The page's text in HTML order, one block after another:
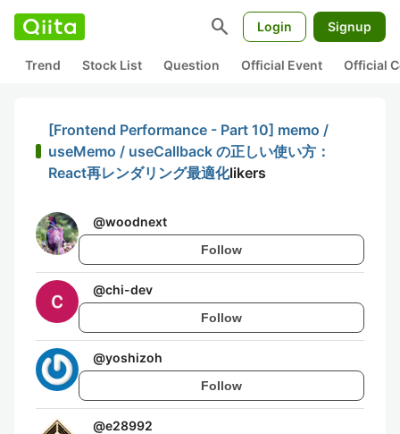
search Login Signup
Trend Stock List Question Official Event Official
[Frontend Performance - Part 10] memo /
useMemo / useCallback の正しい使い方：
React再レンダリング最適化likers
@woodnext
Follow
@chi-dev
Follow
@yoshizoh
Follow
@e28992